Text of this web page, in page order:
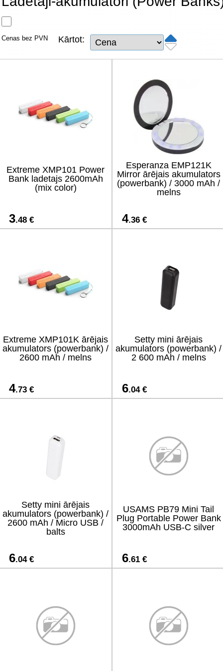
Tīkla produkti
TV, Foto un elektronika
Renewd tehnika, Outlet
Cenas bez PVN Kārtot:
Extreme XMP101 Power
Bank ladetajs 2600mAh
(mix color)
3.48 €
Esperanza EMP121K
Mirror ārējais akumulators
(powerbank) / 3000 mAh /
melns
4.36 €
Extreme XMP101K ārējais
akumulators (powerbank) /
2600 mAh / melns
4.73 €
Setty mini ārējais
akumulators (powerbank) /
2 600 mAh / melns
6.04 €
Setty mini ārējais
akumulators (powerbank) /
2600 mAh / Micro USB /
balts
6.04 €
USAMS PB79 Mini Tail
Plug Portable Power Bank
3000mAh USB-C silver
6.61 €